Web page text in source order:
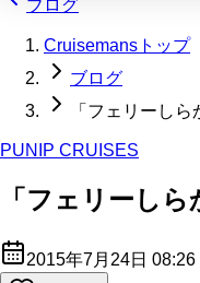
ブログ
Cruisemansトップ
ブログ
「フェリーし
PUNIP CRUISES
「フェリーし
2015年7月24日 08:26